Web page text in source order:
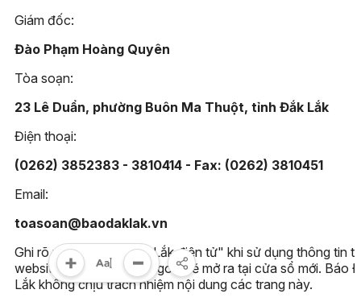
Giám đốc:
Đào Phạm Hoàng Quyên
Tòa soạn:
23 Lê Duẩn, phường Buôn Ma Thuột, tỉnh Đắk Lắk
Điện thoại:
(0262) 3852383 - 3810414 - Fax: (0262) 3810451
Email:
toasoan@baodaklak.vn
Ghi rõ nguồn "Báo Đắk Lắk điện tử" khi sử dụng thông tin
website này. Các trang ngoài sẽ mở ra tại cửa sổ mới. Báo
Lắk không chịu trách nhiệm nội dung các trang này.